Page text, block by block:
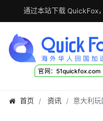
通过本站下载 QuickFox
官网：51quickfox.com
首页 资讯 意大利